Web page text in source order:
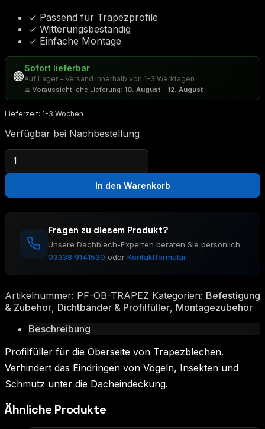
✓ Passend für Trapezprofile
✓ Witterungsbeständig
✓ Einfache Montage
🟢
Sofort lieferbar
Auf Lager – Versand innerhalb von 1-3 Werktagen
📅 Voraussichtliche Lieferung: 10. August – 12. August
Lieferzeit: 1-3 Wochen
Verfügbar bei Nachbestellung
Profilfüller
Oberseite
für
Menge
In den Warenkorb
Fragen zu diesem Produkt?
Unsere Dachblech-Experten beraten Sie persönlich.
03338 9141530 oder Kontaktformular
Artikelnummer: PF-OB-TRAPEZ Kategorien: Befestigung
& Zubehör, Dichtbänder & Profilfüller, Montagezubehör
Beschreibung
Profilfüller für die Oberseite von Trapezblechen.
Verhindert das Eindringen von Vögeln, Insekten und
Schmutz unter die Dacheindeckung.
Ähnliche Produkte